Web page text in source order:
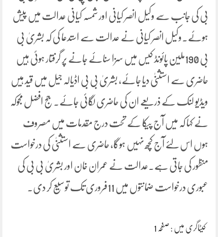
بی کی جانب سے وکیل انصر کیانی اور شمسہ کیانی عدالت میں پیش
ہوئے۔وکیل انصر کیانی نے عدالت سے استدعا کی کہ بشریٰ بی
بی 190ملین پائونڈ کیس میں سزا سنائے جانے پر گرفتار ہوئی ہیں
حاضری سے استثنیٰ دیا جائے، بشریٰ بی بی اڈیالہ جیل میں قید ہیں
ویڈیو لنک کے ذریعے ان کی حاضری لگائی جائے۔جج افضل مجوکہ
نے کہا کہ میں آج پیکا کے تحت درج مقدمات میں مصروف
ہوں اس لئے آج کچھ نہیں ہوگا، حاضری سے استثنیٰ کی درخواست
منظور کی جاتی ہے۔عدالت نے عمران خان اور بشریٰ بی بی کی
عبوری درخواست ضمانتوں میں 11فروری تک توسیع کر دی۔
کیٹاگری میں : صفحہ 1